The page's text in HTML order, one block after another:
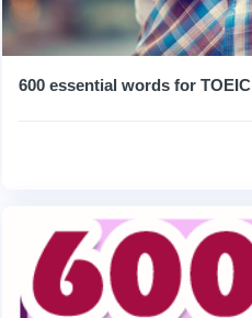
600 essential words for TOEIC